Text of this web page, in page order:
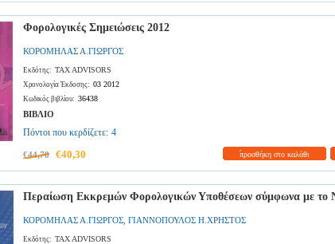
Φορολογικές Σημειώσεις 2012
ΚΟΡΟΜΗΛΑΣ Α.ΓΙΩΡΓΟΣ
Εκδότης: TAX ADVISORS
Χρονολογία Έκδοσης: 03 2012
Κωδικός βιβλίου: 36438
ΒΙΒΛΙΟ
Πόντοι που κερδίζετε: 4
€44,78 €40,30 προσθήκη στο καλάθι
Περαίωση Εκκρεμών Φορολογικών Υποθέσεων σύμφωνα με το
ΚΟΡΟΜΗΛΑΣ Α.ΓΙΩΡΓΟΣ ΓΙΑΝΝΟΠΟΥΛΟΣ Η.ΧΡΗΣΤΟΣ
Εκδότης: TAX ADVISORS